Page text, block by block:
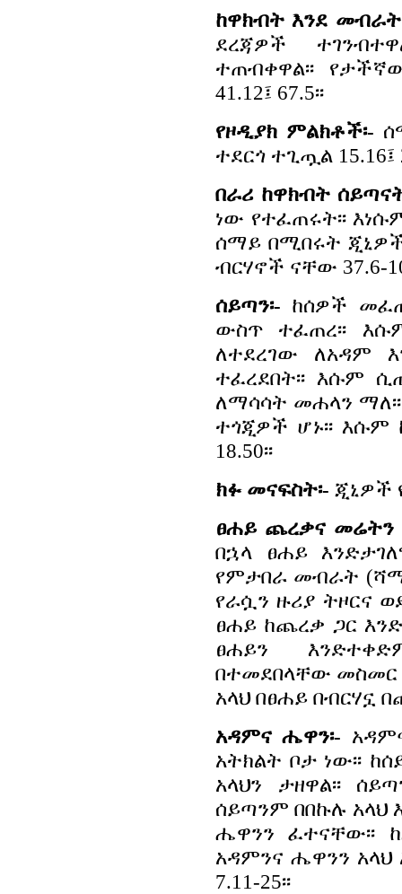
ከዋክብት እንደ መብራት
ደረጃዎች
ተጠብቀዋል፡፡
41.12፤ 67.5፡፡
የዞዲያክ ምልክቶች፡-
ተደርጎ ተጊጧል 15.16፤
በራሪ ከዋክብት
ነው የተፈጠሩት፡፡
ሰማይ በሚበሩት
ብርሃኖች ናቸው 37.6-10፤
ሰይጣን፡- ከሰዎች
ውስጥ ተፈጠረ፡፡
ለተደረገው ለአዳም
ተፈረደበት፡፡ እሱም
ለማሳሳት መሐላን
ተጎጂዎች ሆኑ፡፡ እሱም
18.50፡፡
ክፉ መናፍስት፡- ጂኒዎች
ፀሐይ ጨረቃና መሬትን
በኋላ ፀሐይ
የምታበራ መብራት (ሻማ
የራሷን ዙሪያ ትዞርና
ፀሐይ ከጨረቃ ጋር
ፀሐይን
በተመደበላቸው መስመር
አላህ በፀሐይ በብርሃኗ
አዳምና ሔዋን፡-
አትክልት ቦታ ነው፡፡
አላህን ታዘዋል፡፡
ሰይጣንም በበኩሉ አላህ
ሔዋንን ፈተናቸው፡፡
አዳምንና ሔዋንን
7.11-25፡፡